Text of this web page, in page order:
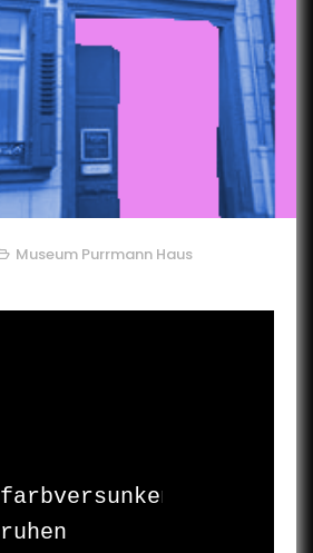
Museum Purrmann Haus
farbversunken
ruhen